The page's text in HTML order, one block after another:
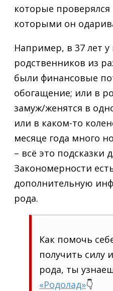
которые проверялся
которыми он
Например, в 37 лет у
родственников из
были финансовые
обогащение; или в
замуж/женятся в
или в каком-то
месяце года много
– всё это подсказки
Закономерности
дополнительную
рода.
Как помочь
получить силу
рода, ты
«Родолад»👇